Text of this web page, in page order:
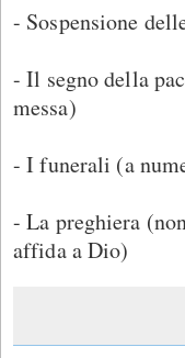
- Sospensione
- Il segno della
messa)
- I funerali (a
- La preghiera
affida a Dio)